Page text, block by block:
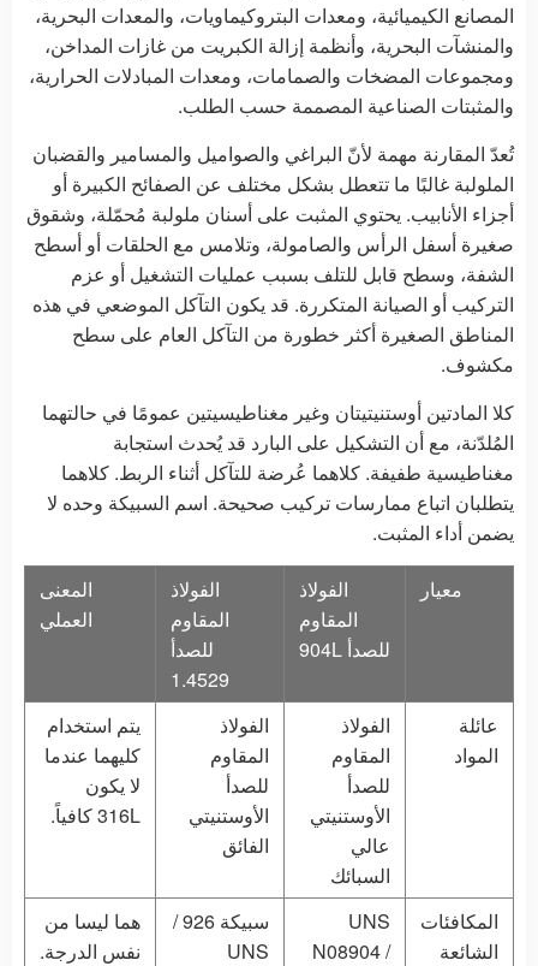
المصانع الكيميائية، ومعدات البتروكيماويات، والمعدات البحرية،
والمنشآت البحرية، وأنظمة إزالة الكبريت من غازات المداخن،
ومجموعات المضخات والصمامات، ومعدات المبادلات الحرارية،
والمثبتات الصناعية المصممة حسب الطلب.
تُعدّ المقارنة مهمة لأنّ البراغي والصواميل والمسامير والقضبان
الملولبة غالبًا ما تتعطل بشكل مختلف عن الصفائح الكبيرة أو
أجزاء الأنابيب. يحتوي المثبت على أسنان ملولبة مُحمّلة، وشقوق
صغيرة أسفل الرأس والصامولة، وتلامس مع الحلقات أو أسطح
الشفة، وسطح قابل للتلف بسبب عمليات التشغيل أو عزم
التركيب أو الصيانة المتكررة. قد يكون التآكل الموضعي في هذه
المناطق الصغيرة أكثر خطورة من التآكل العام على سطح
مكشوف.
كلا المادتين أوستنيتيتان وغير مغناطيسيتين عمومًا في حالتهما
المُلدّنة، مع أن التشكيل على البارد قد يُحدث استجابة
مغناطيسية طفيفة. كلاهما عُرضة للتآكل أثناء الربط. كلاهما
يتطلبان اتباع ممارسات تركيب صحيحة. اسم السبيكة وحده لا
يضمن أداء المثبت.
معيار
الفولاذ
المقاوم
للصدأ 904L
الفولاذ
المقاوم
للصدأ
1.4529
المعنى
العملي
عائلة
المواد
الفولاذ
المقاوم
للصدأ
الأوستنيتي
عالي
السبائك
الفولاذ
المقاوم
للصدأ
الأوستنيتي
الفائق
يتم استخدام
كليهما عندما
لا يكون
316L كافياً.
المكافئات
الشائعة
UNS
N08904 /
سبيكة 926 /
UNS
هما ليسا من
نفس الدرجة.